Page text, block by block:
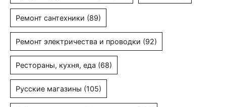
Ремонт сантехники (89)
Ремонт электричества и проводки (92)
Рестораны, кухня, еда (68)
Русские магазины (105)